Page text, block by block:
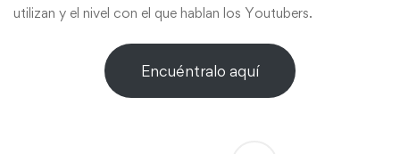
utilizan y el nivel con el que hablan los Youtubers.
Encuéntralo aquí